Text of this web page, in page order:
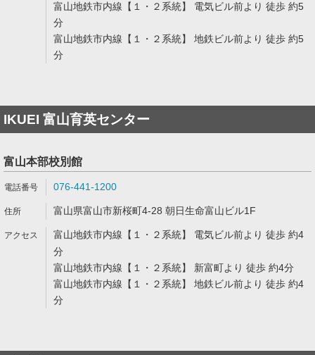
富山地鉄市内線【１・２系統】 電気ビル前より 徒歩 約5
分
富山地鉄市内線【１・２系統】 地鉄ビル前より 徒歩 約5
分
IKUEI 富山育英センター
富山本部校別館
076-441-1200
富山県富山市新桜町4-28 朝日生命富山ビル1F
富山地鉄市内線【１・２系統】 電気ビル前より 徒歩 約4
分
富山地鉄市内線【１・２系統】 新富町より 徒歩 約4分
富山地鉄市内線【１・２系統】 地鉄ビル前より 徒歩 約4
分